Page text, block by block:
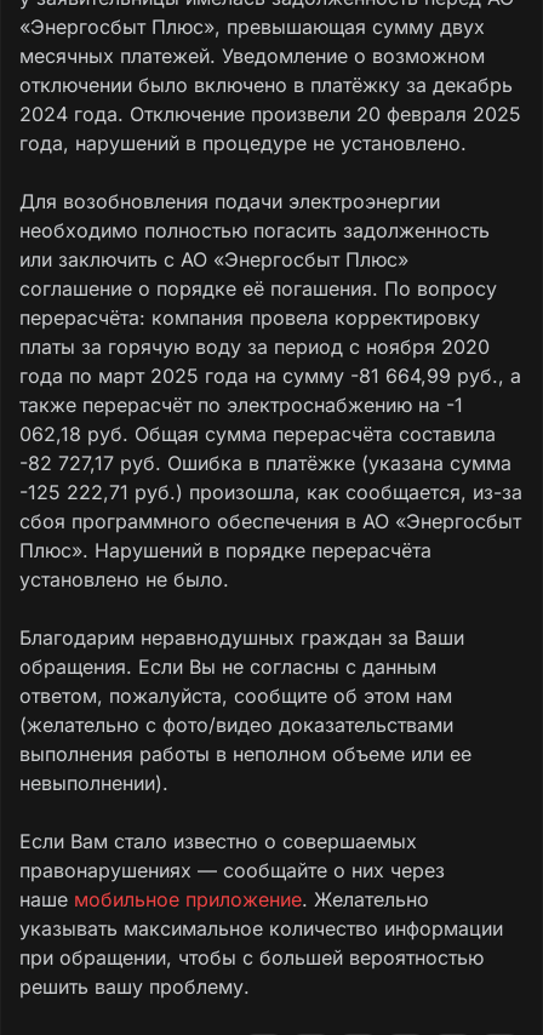
«Энергосбыт Плюс», превышающая сумму двух
месячных платежей. Уведомление о возможном
отключении было включено в платёжку за декабрь
2024 года. Отключение произвели 20 февраля 2025
года, нарушений в процедуре не установлено.
Для возобновления подачи электроэнергии
необходимо полностью погасить задолженность
или заключить с АО «Энергосбыт Плюс»
соглашение о порядке её погашения. По вопросу
перерасчёта: компания провела корректировку
платы за горячую воду за период с ноября 2020
года по март 2025 года на сумму -81 664,99 руб., а
также перерасчёт по электроснабжению на -1
062,18 руб. Общая сумма перерасчёта составила
-82 727,17 руб. Ошибка в платёжке (указана сумма
-125 222,71 руб.) произошла, как сообщается, из-за
сбоя программного обеспечения в АО «Энергосбыт
Плюс». Нарушений в порядке перерасчёта
установлено не было.
Благодарим неравнодушных граждан за Ваши
обращения. Если Вы не согласны с данным
ответом, пожалуйста, сообщите об этом нам
(желательно с фото/видео доказательствами
выполнения работы в неполном объеме или ее
невыполнении).
Если Вам стало известно о совершаемых
правонарушениях — сообщайте о них через
наше мобильное приложение. Желательно
указывать максимальное количество информации
при обращении, чтобы с большей вероятностью
решить вашу проблему.